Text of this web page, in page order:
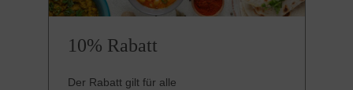
10% Rabatt
Der Rabatt gilt für alle